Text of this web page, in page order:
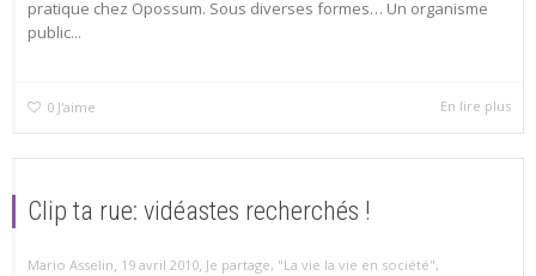
pratique chez Opossum. Sous diverses formes… Un organisme
public...
0 J'aime En lire plus
Clip ta rue: vidéastes recherchés !
Mario Asselin, 19 avril 2010, Je partage, "La vie la vie en société",